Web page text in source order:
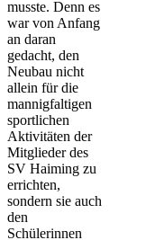
musste. Denn es
war von Anfang
an daran
gedacht, den
Neubau nicht
allein für die
mannigfaltigen
sportlichen
Aktivitäten der
Mitglieder des
SV Haiming zu
errichten,
sondern sie auch
den
Schülerinnen